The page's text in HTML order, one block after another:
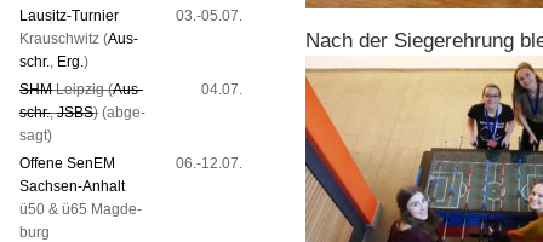
Lau­sitz-Tur­nier
Krausch­witz (Aus­
schr., Erg.)
03.-05.07.
SHMLeip­zig (Aus­
schr.,JSBS) (ab­ge­
sagt)
04.07.
Offene SenEM
Sach­sen-An­halt
ü50 & ü65 Mag­de­
burg
06.-12.07.
Nach der Siegerehrung